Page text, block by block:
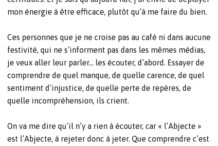
mon énergie à être efficace, plutôt qu’à me faire du bien.
Ces personnes que je ne croise pas au café ni dans aucune
festivité, qui ne s’informent pas dans les mêmes médias,
je veux aller leur parler… les écouter, d’abord. Essayer de
comprendre de quel manque, de quelle carence, de quel
sentiment d’injustice, de quelle perte de repères, de
quelle incompréhension, ils crient.
On va me dire qu’il n’y a rien à écouter, car « l’Abjecte »
est l’Abjecte, à rejeter donc à jeter. Que comprendre c’est